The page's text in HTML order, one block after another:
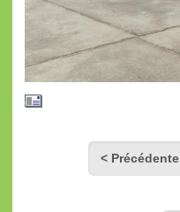
< Précédente